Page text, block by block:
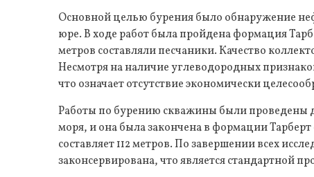
Основной целью бурения было обнаружение
юре. В ходе работ была пройдена формация
метров составляли песчаники. Качество
Несмотря на наличие углеводородных
что означает отсутствие экономически
Работы по бурению скважины были проведены
моря, и она была закончена в формации
составляет 112 метров. По завершении всех
законсервирована, что является стандартной